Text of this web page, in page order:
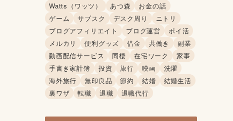
Watts（ワッツ）
あつ森
お金の話
ゲーム
サブスク デスク周り
ニトリ
ブログアフィリエイト
ブログ運営
ポイ活
メルカリ
便利グッズ 借金 共働き
副業
動画配信サービス
同棲 在宅ワーク
家事
手書き家計簿
投資 旅行 映画
洗濯
海外旅行
無印良品 節約 結婚
結婚生活
裏ワザ
転職 退職 退職代行